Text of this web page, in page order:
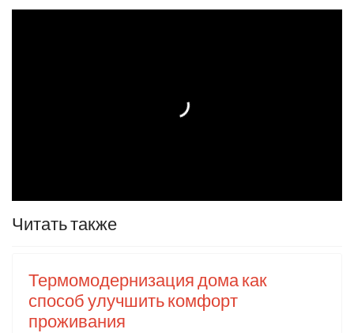
Читать также
Термомодернизация дома как
способ улучшить комфорт
проживания